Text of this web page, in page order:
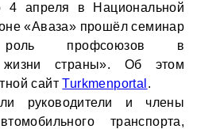
апреля в Национальной
«Аваза» прошёл семинар
роль профсоюзов в
жизни страны». Об этом
сайтTurkmenportal .
руководители и члены
транспорта,